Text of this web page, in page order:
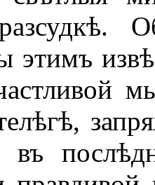
этимъ
въ